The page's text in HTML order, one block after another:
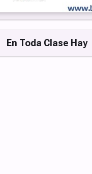
En Toda Clase Hay